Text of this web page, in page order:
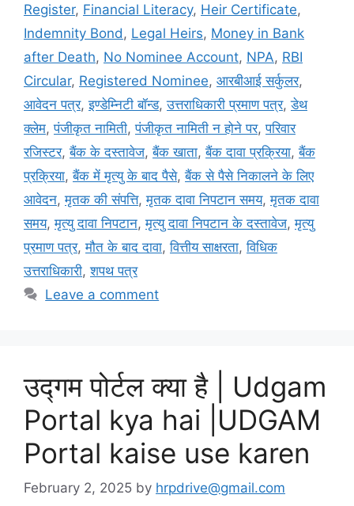
Register, Financial Literacy, Heir Certificate,
Indemnity Bond , Legal Heirs, Money in Bank
after Death, No Nominee Account, NPA, RBI
Circular, Registered Nominee, आरबीआई सर्कुलर,
आवेदन पत्र,इण्डेम्निटी बॉन्ड,उत्तराधिकारी प्रमाण पत्र,डेथ
क्लेम,पंजीकृत नामिती,पंजीकृत नामिती न होने पर,परिवार
रजिस्टर,बैंक के दस्तावेज,बैंक खाता,बैंक दावा प्रक्रिया,बैंक
प्रक्रिया,बैंक में मृत्यु के बाद पैसे,बैंक से पैसे निकालने के लिए
आवेदन,मृतक की संपत्ति,मृतक दावा निपटान समय,मृतक दावा
समय,मृत्यु दावा निपटान,मृत्यु दावा निपटान के दस्तावेज,मृत्यु
प्रमाण पत्र,मौत के बाद दावा,वित्तीय साक्षरता,विधिक
उत्तराधिकारी,शपथ पत्र
Leave a comment
उद्गम पोर्टल क्या है | Udgam
Portal kya hai |UDGAM
Portal kaise use karen
February 2, 2025 by hrpdrive@gmail.com